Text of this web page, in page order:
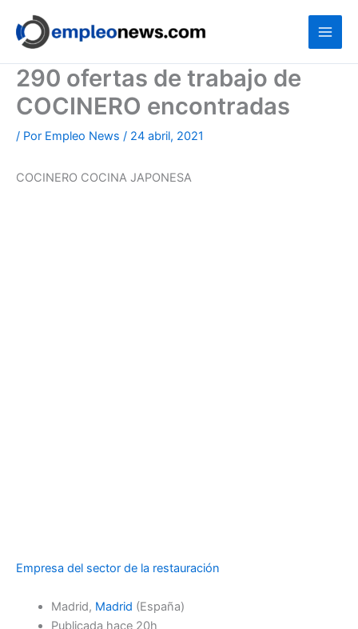
contenido
290 ofertas de trabajo de
COCINERO encontradas
/ Por Empleo News / 24 abril, 2021
COCINERO COCINA JAPONESA
Empresa del sector de la restauración
Madrid, Madrid (España)
Publicada hace 20h